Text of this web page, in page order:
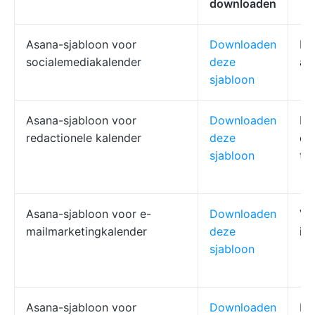
downloaden
Asana-sjabloon voor
socialemediakalender
Downloaden
deze
sjabloon
Asana-sjabloon voor
redactionele kalender
Downloaden
deze
sjabloon
Asana-sjabloon voor e-
mailmarketingkalender
Downloaden
deze
sjabloon
Asana-sjabloon voor
Downloaden